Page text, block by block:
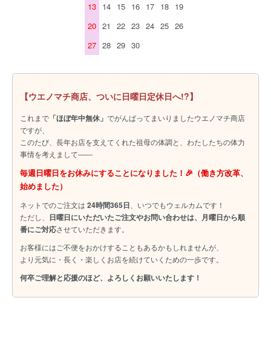
13 14 15 16 17 18 19
20 21 22 23 24 25 26
27 28 29 30
【ウエノマチ商店、ついに日曜日定休日へ!?】
これまで 「ほぼ年中無休」 でがんばってまいりましたウエノマチ商店
ですが、
このたび、長年お店を支えてくれた祖母の体調と、わたしたちの体力
事情を考えまして――
毎週日曜日をお休みにすることになりました！🎉（働き方改革、
始めました）
ネットでのご注文は 24時間365日 、いつでもウェルカムです！
ただし、
日曜日にいただいたご注文やお問い合わせは、月曜日から順
番にご対応させていただきます。
お客様にはご不便をおかけすることもあるかもしれませんが、
より元気に・長く・楽しくお店を続けていくための一歩です。
何卒ご理解と応援のほど、よろしくお願いいたします！